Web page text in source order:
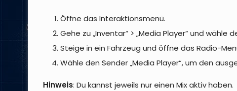
Öffne das Interaktionsmenü.
Gehe zu „Inventar“ > „Media Player“ und wähle
Steige in ein Fahrzeug und öffne das Radio-
Wähle den Sender „Media Player“, um den
Hinweis: Du kannst jeweils nur einen Mix aktiv haben.